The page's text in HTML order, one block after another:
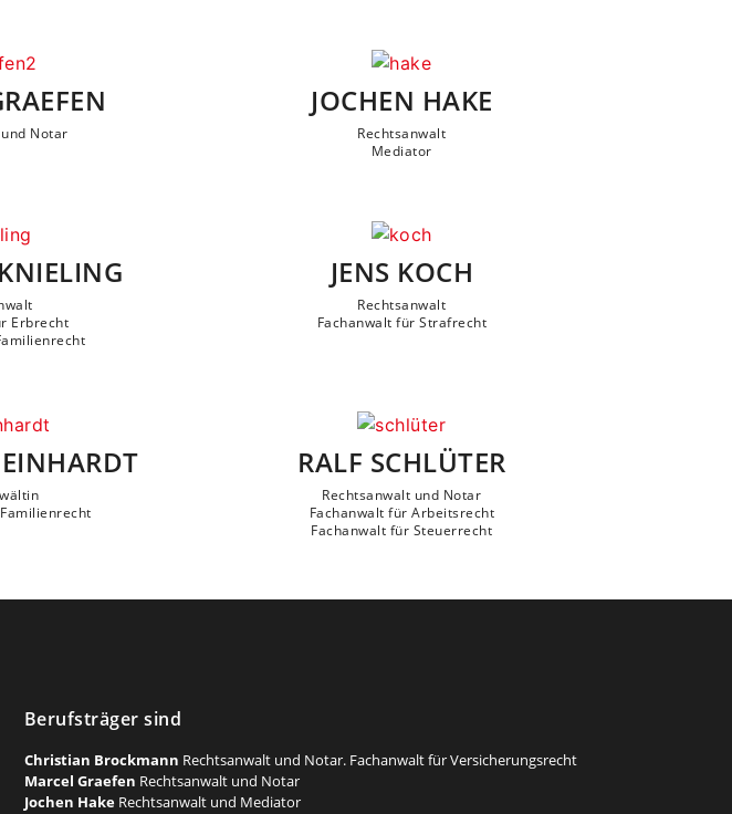
Notar
JOCHEN HAKE
Rechtsanwalt
Mediator
Erbrecht
JENS KOCH
Rechtsanwalt
Fachanwalt für Strafrecht
RALF SCHLÜTER
Rechtsanwalt und Notar
Fachanwalt für Arbeitsrecht
Fachanwalt für Steuerrecht
Berufsträger sind
Christian Brockmann Rechtsanwalt und Notar. Fachanwalt für Versicherungsrecht
Marcel Graefen Rechtsanwalt und Notar
Jochen HakeRechtsanwalt und Mediator